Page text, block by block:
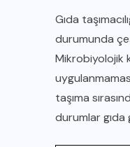
Gıda
durumunda
Mikrobiyolojik
taşıma
durumlar